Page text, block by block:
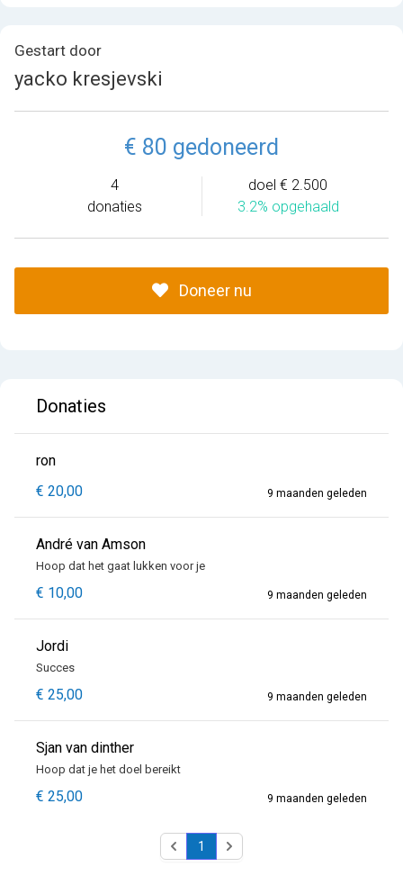
Gestart door
yacko kresjevski
€ 80 gedoneerd
4
donaties
doel € 2.500
3.2% opgehaald
Doneer nu
Donaties
ron
€ 20,00
9 maanden geleden
André van Amson
Hoop dat het gaat lukken voor je
€ 10,00 9 maanden geleden
Jordi
Succes
€ 25,00 9 maanden geleden
Sjan van dinther
Hoop dat je het doel bereikt
€ 25,00 9 maanden geleden
Previous
1
Next